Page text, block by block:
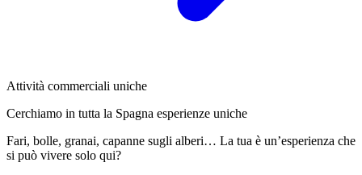
Attività commerciali uniche
Cerchiamo in tutta la Spagna esperienze uniche
Fari, bolle, granai, capanne sugli alberi… La tua è un’esperienza che
si può vivere solo qui?